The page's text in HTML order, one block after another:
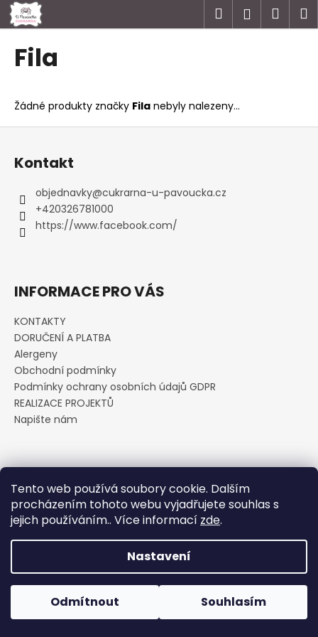
Tento web používá soubory cookie. Dalším
procházením tohoto webu vyjadřujete souhlas s
jejich používáním.. Více informací zde.
Nastavení
Odmítnout Souhlasím
Přejít
na
obsah
Hledat
Fila
Žádné produkty značky Fila nebyly nalezeny...
K
o
o
p
o
t
ř
b
u
t
e
n
a
j
í
t
?
HLEDAT
D
p
u
Z
Kontakt
objednavky@cukrarna-u-pavoucka.cz
+420326781000
https://www.facebook.com/
INFORMACE PRO VÁS
KONTAKTY
DORUČENÍ A PLATBA
Alergeny
Obchodní podmínky
Podmínky ochrany osobních údajů GDPR
REALIZACE PROJEKTŮ
Napište nám
Přijímáme online platby
Vytvořil Shoptet
Copyright 2026Cukrárna U Pavoučka. Všechna práva
vyhrazena.Upravit nastavení cookies